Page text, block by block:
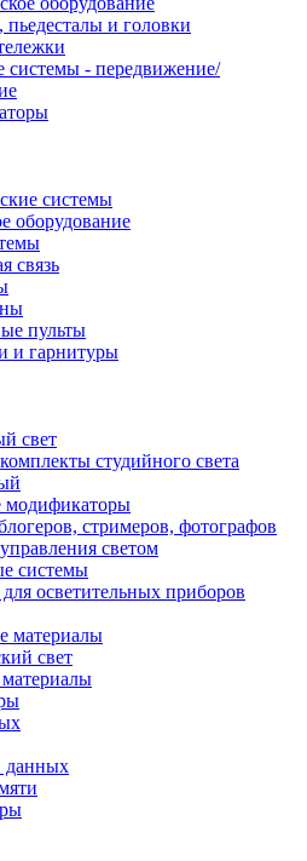
и головки
системы - передвижение/
системы
оборудование
связь
пульты
и гарнитуры
свет
студийного света
модификаторы
стримеров, фотографов
светом
системы
осветительных приборов
материалы
свет
данных